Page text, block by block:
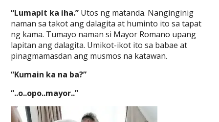
“Lumapit ka iha.” Utos ng matanda. Nanginginig
naman sa takot ang dalagita at huminto ito sa tapat
ng kama. Tumayo naman si Mayor Romano upang
lapitan ang dalagita. Umikot-ikot ito sa babae at
pinagmamasdan ang musmos na katawan.
“Kumain ka na ba?”
“..o..opo..mayor..”